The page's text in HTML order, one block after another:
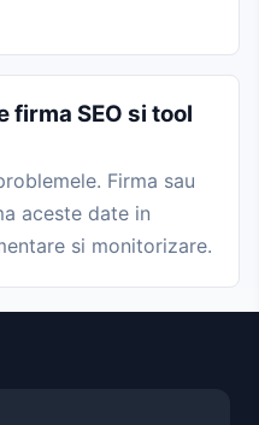
firma SEO si tool
Firma sau
aceste date in
si monitorizare.